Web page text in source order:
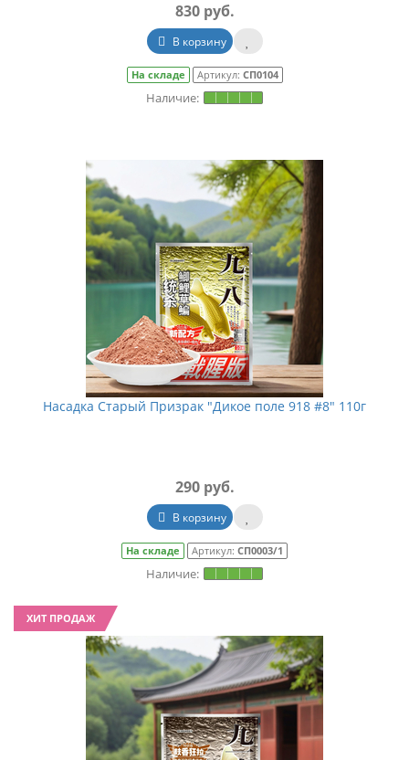
830 руб.
В корзину
На складе Артикул: СП0104
Насадка Старый Призрак "Дикое поле 918 #8" 110г
290 руб.
В корзину
На складе Артикул: СП0003/1
ХИТ ПРОДАЖ